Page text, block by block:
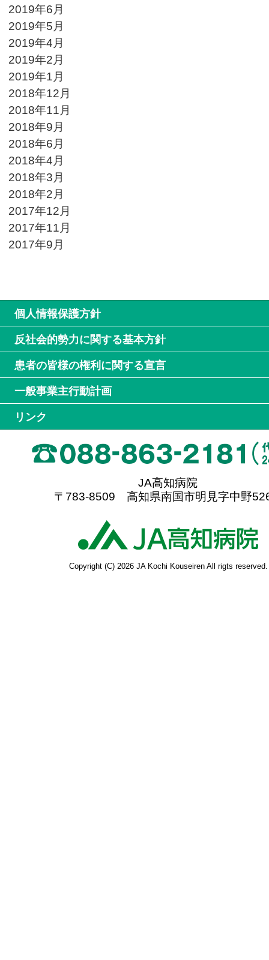
2019年6月
2019年5月
2019年4月
2019年2月
2019年1月
2018年12月
2018年11月
2018年9月
2018年6月
2018年4月
2018年3月
2018年2月
2017年12月
2017年11月
2017年9月
個人情報保護方針
反社会的勢力に関する基本方針
患者の皆様の権利に関する宣言
一般事業主行動計画
リンク
JA高知病院
〒783-8509 高知県南国市明見字中野
Copyright (C) 2026 JA Kochi Kouseiren All rigts reserved.